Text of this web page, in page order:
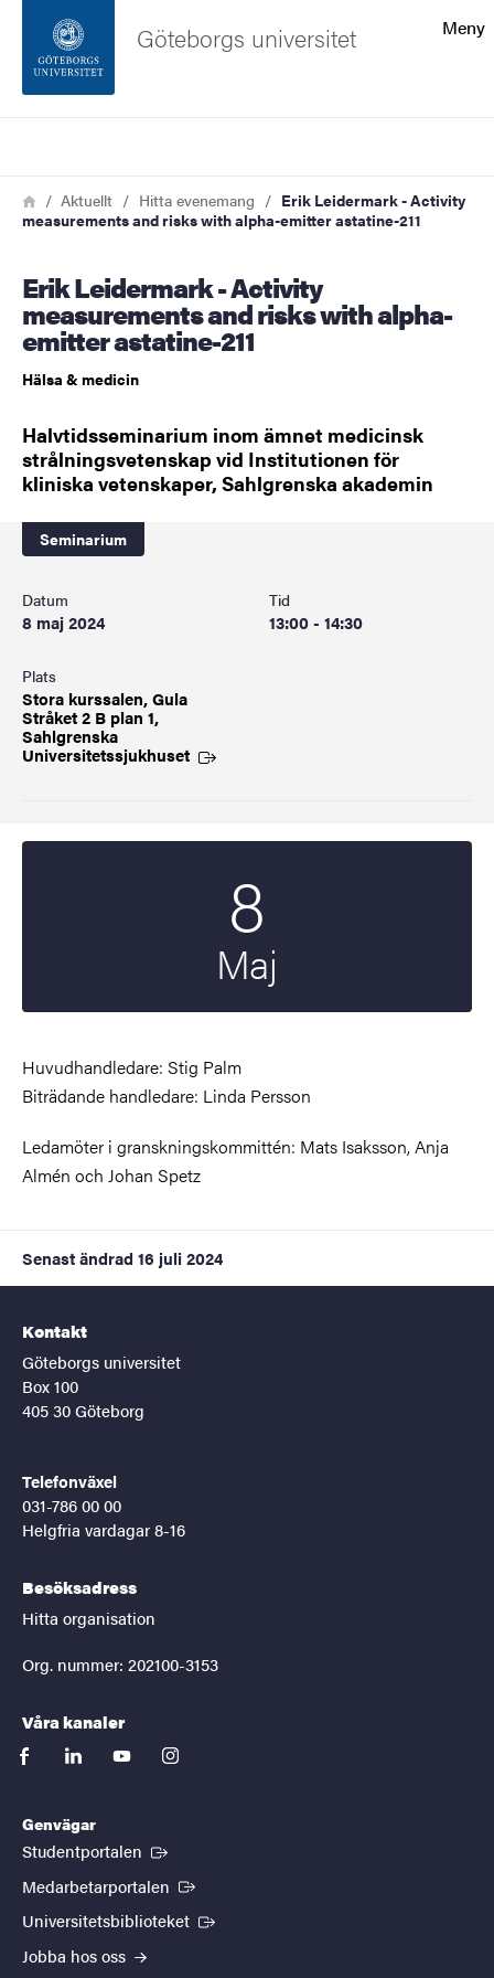
Sidfoten
Om webbplatsen
Meny
Göteborgs universitet
Länkstig
HemAktuellt Hitta evenemang
Erik Leidermark - Activity
measurements and risks with alpha-emitter astatine-211
Erik Leidermark - Activity
measurements and risks with alpha-
emitter astatine-211
Hälsa & medicin
Halvtidsseminarium inom ämnet medicinsk
strålningsvetenskap vid Institutionen för
kliniska vetenskaper, Sahlgrenska akademin
Seminarium
Datum
8 maj 2024
Tid
13:00 - 14:30
Plats
Stora kurssalen, Gula
Stråket 2 B plan 1,
Sahlgrenska
Universitetssjukhuset
8
Maj
Huvudhandledare: Stig Palm
Biträdande handledare: Linda Persson
Ledamöter i granskningskommittén: Mats Isaksson, Anja
Almén och Johan Spetz
Senast ändrad 16 juli 2024
Kontakt
Göteborgs universitet
Box 100
405 30 Göteborg
Telefonväxel
031-786 00 00
Helgfria vardagar 8-16
Besöksadress
Hitta organisation
Org. nummer: 202100-3153
Våra kanaler
facebooklinkedinyoutubeinstagram
Genvägar
Studentportalen (Extern länk)
Medarbetarportalen (Extern länk)
Universitetsbiblioteket (Extern länk)
Jobba hos oss